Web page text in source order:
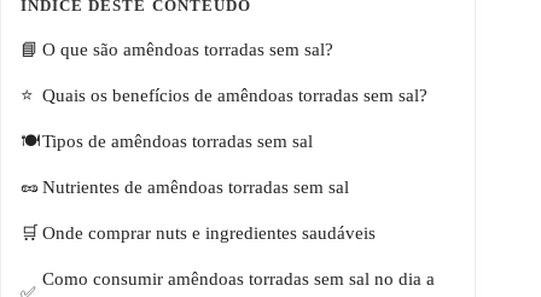
O que são amêndoas torradas sem sal?
Quais os benefícios de amêndoas torradas sem sal?
Tipos de amêndoas torradas sem sal
Nutrientes de amêndoas torradas sem sal
Onde comprar nuts e ingredientes saudáveis
Como consumir amêndoas torradas sem sal no dia a